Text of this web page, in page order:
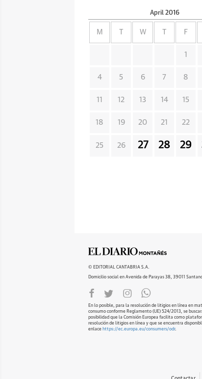
April 2016
M W F
1
4 5 6 7 8
11 12 13 14 15
18 19 20 21 22
25 26 27 28 29
© EDITORIAL CANTABRIA S.A.
Domicilio social en Avenida de Parayas 38, 39011
En lo posible, para la resolución de litigios en línea en
consumo conforme Reglamento (UE) 524/2013, se
posibilidad que la Comisión Europea facilita como
resolución de litigios en línea y que se encuentra
enlace https://ec.europa.eu/consumers/odr.